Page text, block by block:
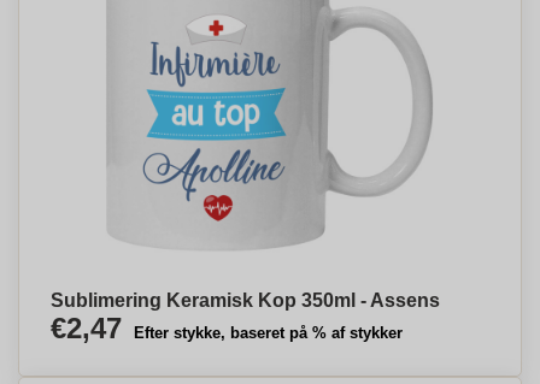
Sublimering Keramisk Kop 350ml - Assens
€2,47 Efter stykke, baseret på % af stykker